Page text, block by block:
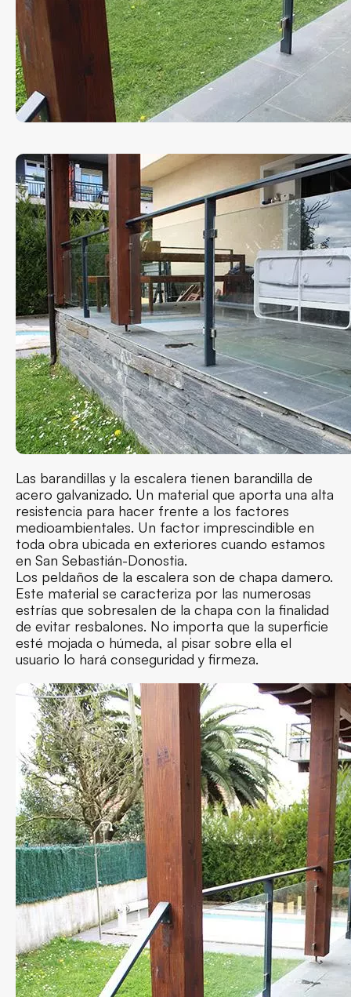
Las barandillas y la escalera tienen barandilla de
acero galvanizado. Un material que aporta una alta
resistencia para hacer frente a los factores
medioambientales. Un factor imprescindible en
toda obra ubicada en exteriores cuando estamos
en San Sebastián-Donostia.
Los peldaños de la escalera son de chapa damero.
Este material se caracteriza por las numerosas
estrías que sobresalen de la chapa con la finalidad
de evitar resbalones. No importa que la superficie
esté mojada o húmeda, al pisar sobre ella el
usuario lo hará conseguridad y firmeza.